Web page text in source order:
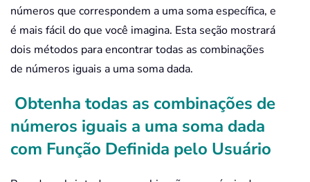
números que correspondem a uma soma específica, e
é mais fácil do que você imagina. Esta seção mostrará
dois métodos para encontrar todas as combinações
de números iguais a uma soma dada.
Obtenha todas as combinações de
números iguais a uma soma dada
com Função Definida pelo Usuário